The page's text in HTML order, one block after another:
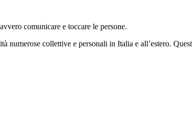
comunicare e toccare le persone.
numerose collettive e personali in Italia e all’estero.